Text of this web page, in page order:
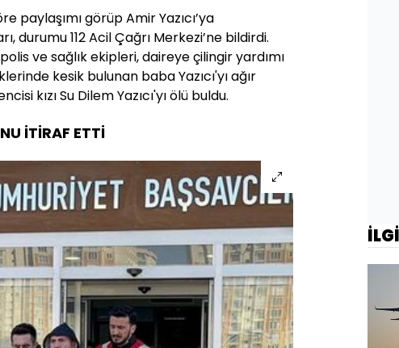
paylaşımı görüp Amir Yazıcı’ya
durumu 112 Acil Çağrı Merkezi’ne bildirdi.
ve sağlık ekipleri, daireye çilingir yardımı
kesik bulunan baba Yazıcı'yı ağır
kızı Su Dilem Yazıcı'yı ölü buldu.
İTİRAF ETTİ